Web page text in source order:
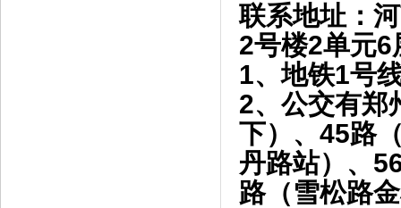
联系地址：
2号楼2单元6
1、地铁1号
2、公交有郑
下）、45路
丹路站）、
路（雪松路